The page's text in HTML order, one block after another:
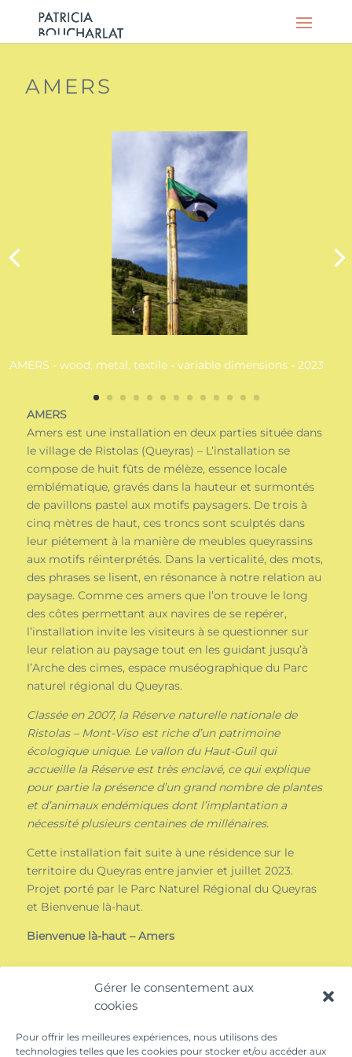
Gérer le consentement aux
cookies
Pour offrir les meilleures expériences, nous utilisons des
technologies telles que les cookies pour stocker et/ou accéder aux
AMERS
AMERS
Amers est une installation en deux parties située dans
le village de Ristolas (Queyras) – L’installation se
compose de huit fûts de mélèze, essence locale
emblématique, gravés dans la hauteur et surmontés
de pavillons pastel aux motifs paysagers. De trois à
cinq mètres de haut, ces troncs sont sculptés dans
leur piétement à la manière de meubles queyrassins
aux motifs réinterprétés. Dans la verticalité, des mots,
des phrases se lisent, en résonance à notre relation au
paysage. Comme ces amers que l’on trouve le long
des côtes permettant aux navires de se repérer,
l’installation invite les visiteurs à se questionner sur
leur relation au paysage tout en les guidant jusqu’à
l’Arche des cimes, espace muséographique du Parc
naturel régional du Queyras.
Classée en 2007, la Réserve naturelle nationale de
Ristolas – Mont-Viso est riche d’un patrimoine
écologique unique. Le vallon du Haut-Guil qui
accueille la Réserve est très enclavé, ce qui explique
pour partie la présence d’un grand nombre de plantes
et d’animaux endémiques dont l’implantation a
nécessité plusieurs centaines de millénaires.
Cette installation fait suite à une résidence sur le
territoire du Queyras entre janvier et juillet 2023.
Projet porté par le Parc Naturel Régional du Queyras
et Bienvenue là-haut.
Bienvenue là-haut – Amers